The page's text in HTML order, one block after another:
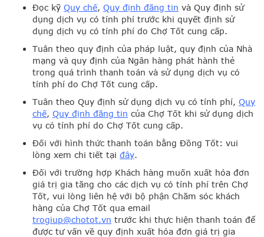
Đọc kỹ Quy chế, Quy định đăng tin và Quy định sử
dụng dịch vụ có tính phí trước khi quyết định sử
dụng dịch vụ có tính phí do Chợ Tốt cung cấp.
Tuân theo quy định của pháp luật, quy định của Nhà
mạng và quy định của Ngân hàng phát hành thẻ
trong quá trình thanh toán và sử dụng dịch vụ có
tính phí do Chợ Tốt cung cấp.
Tuân theo Quy định sử dụng dịch vụ có tính phí, Quy
chế, Quy định đăng tin của Chợ Tốt khi sử dụng dịch
vụ có tính phí do Chợ Tốt cung cấp.
Đối với hình thức thanh toán bằng Đồng Tốt: vui
lòng xem chi tiết tại đây.
Đối với trường hợp Khách hàng muốn xuất hóa đơn
giá trị gia tăng cho các dịch vụ có tính phí trên Chợ
Tốt, vui lòng liên hệ với bộ phận Chăm sóc khách
hàng của Chợ Tốt qua email
trogiup@chotot.vn trước khi thực hiện thanh toán để
được tư vấn về quy định xuất hóa đơn giá trị gia